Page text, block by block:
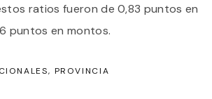
ratios fueron de 0,83 puntos en
puntos en montos.
PROVINCIA